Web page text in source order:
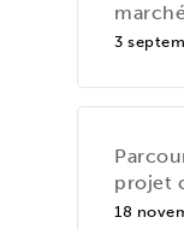
3
projet
18